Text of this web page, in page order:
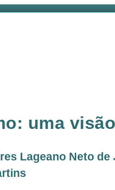
uma
Lageano Neto de